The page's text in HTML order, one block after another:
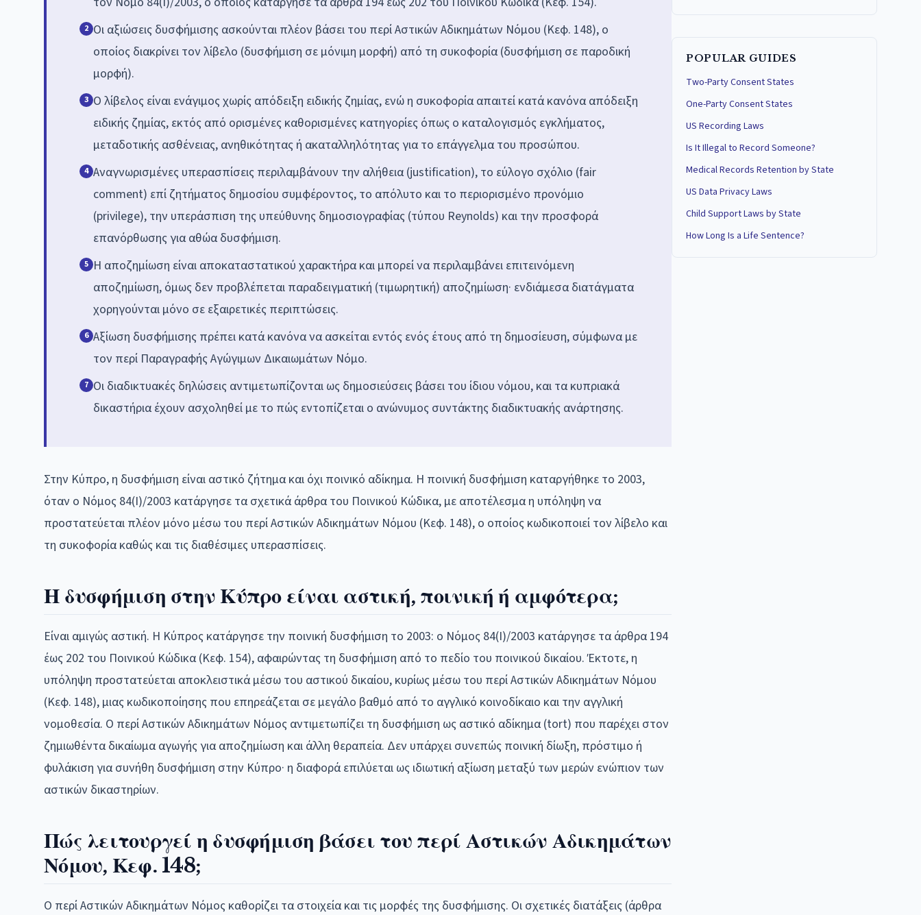
2 Οι αξιώσεις δυσφήμισης ασκούνται πλέον βάσει του περί Αστικών Αδικημάτων Νόμου (Κεφ. 148), ο
οποίος διακρίνει τον λίβελο (δυσφήμιση σε μόνιμη μορφή) από τη συκοφορία (δυσφήμιση σε παροδική
μορφή).
3 Ο λίβελος είναι ενάγιμος χωρίς απόδειξη ειδικής ζημίας, ενώ η συκοφορία απαιτεί κατά κανόνα απόδειξη
ειδικής ζημίας, εκτός από ορισμένες καθορισμένες κατηγορίες όπως ο καταλογισμός εγκλήματος,
μεταδοτικής ασθένειας, ανηθικότητας ή ακαταλληλότητας για το επάγγελμα του προσώπου.
4 Αναγνωρισμένες υπερασπίσεις περιλαμβάνουν την αλήθεια (justification), το εύλογο σχόλιο (fair
comment) επί ζητήματος δημοσίου συμφέροντος, το απόλυτο και το περιορισμένο προνόμιο
(privilege), την υπεράσπιση της υπεύθυνης δημοσιογραφίας (τύπου Reynolds) και την προσφορά
επανόρθωσης για αθώα δυσφήμιση.
5 Η αποζημίωση είναι αποκαταστατικού χαρακτήρα και μπορεί να περιλαμβάνει επιτεινόμενη
αποζημίωση, όμως δεν προβλέπεται παραδειγματική (τιμωρητική) αποζημίωση· ενδιάμεσα διατάγματα
χορηγούνται μόνο σε εξαιρετικές περιπτώσεις.
6 Αξίωση δυσφήμισης πρέπει κατά κανόνα να ασκείται εντός ενός έτους από τη δημοσίευση, σύμφωνα με
τον περί Παραγραφής Αγώγιμων Δικαιωμάτων Νόμο.
7 Οι διαδικτυακές δηλώσεις αντιμετωπίζονται ως δημοσιεύσεις βάσει του ίδιου νόμου, και τα κυπριακά
δικαστήρια έχουν ασχοληθεί με το πώς εντοπίζεται ο ανώνυμος συντάκτης διαδικτυακής ανάρτησης.
Στην Κύπρο, η δυσφήμιση είναι αστικό ζήτημα και όχι ποινικό αδίκημα. Η ποινική δυσφήμιση καταργήθηκε το 2003,
όταν ο Νόμος 84(Ι)/2003 κατάργησε τα σχετικά άρθρα του Ποινικού Κώδικα, με αποτέλεσμα η υπόληψη να
προστατεύεται πλέον μόνο μέσω του περί Αστικών Αδικημάτων Νόμου (Κεφ. 148), ο οποίος κωδικοποιεί τον λίβελο και
τη συκοφορία καθώς και τις διαθέσιμες υπερασπίσεις.
Η δυσφήμιση στην Κύπρο είναι αστική, ποινική ή αμφότερα;
Είναι αμιγώς αστική. Η Κύπρος κατάργησε την ποινική δυσφήμιση το 2003: ο Νόμος 84(Ι)/2003 κατάργησε τα άρθρα 194
έως 202 του Ποινικού Κώδικα (Κεφ. 154), αφαιρώντας τη δυσφήμιση από το πεδίο του ποινικού δικαίου. Έκτοτε, η
υπόληψη προστατεύεται αποκλειστικά μέσω του αστικού δικαίου, κυρίως μέσω του περί Αστικών Αδικημάτων Νόμου
(Κεφ. 148), μιας κωδικοποίησης που επηρεάζεται σε μεγάλο βαθμό από το αγγλικό κοινοδίκαιο και την αγγλική
νομοθεσία. Ο περί Αστικών Αδικημάτων Νόμος αντιμετωπίζει τη δυσφήμιση ως αστικό αδίκημα (tort) που παρέχει στον
ζημιωθέντα δικαίωμα αγωγής για αποζημίωση και άλλη θεραπεία. Δεν υπάρχει συνεπώς ποινική δίωξη, πρόστιμο ή
φυλάκιση για συνήθη δυσφήμιση στην Κύπρο· η διαφορά επιλύεται ως ιδιωτική αξίωση μεταξύ των μερών ενώπιον των
αστικών δικαστηρίων.
Πώς λειτουργεί η δυσφήμιση βάσει του περί Αστικών Αδικημάτων
Νόμου, Κεφ. 148;
Ο περί Αστικών Αδικημάτων Νόμος καθορίζει τα στοιχεία και τις μορφές της δυσφήμισης. Οι σχετικές διατάξεις (άρθρα
POPULAR GUIDES
Two-Party Consent States
One-Party Consent States
US Recording Laws
Is It Illegal to Record Someone?
Medical Records Retention by State
US Data Privacy Laws
Child Support Laws by State
How Long Is a Life Sentence?